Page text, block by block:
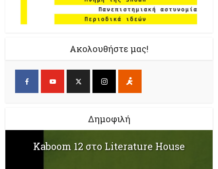
Ακολουθήστε μας!
Δημοφιλή
Kaboom 12 στο Literature House